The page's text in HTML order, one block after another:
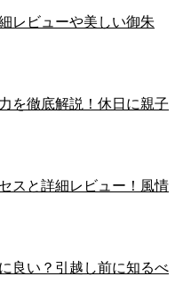
レビューや美しい御朱
を徹底解説！休日に親子
スと詳細レビュー！風情
良い？引越し前に知るべ